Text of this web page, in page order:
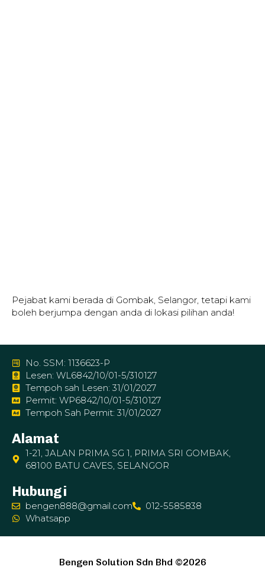
Pejabat kami berada di Gombak, Selangor, tetapi kami
boleh berjumpa dengan anda di lokasi pilihan anda!
No. SSM: 1136623-P
Lesen: WL6842/10/01-5/310127
Tempoh sah Lesen: 31/01/2027
Permit: WP6842/10/01-5/310127
Tempoh Sah Permit: 31/01/2027
Alamat
1-21, JALAN PRIMA SG 1, PRIMA SRI GOMBAK,
68100 BATU CAVES, SELANGOR
Hubungi
bengen888@gmail.com
012-5585838
Whatsapp
Bengen Solution Sdn Bhd ©2026